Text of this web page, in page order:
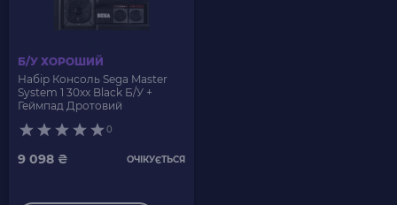
Б/У ХОРОШИЙ
Набір Консоль Sega Master
System 1 30xx Black Б/У +
Геймпад Дротовий
0
9 098 ₴ ОЧІКУЄТЬСЯ